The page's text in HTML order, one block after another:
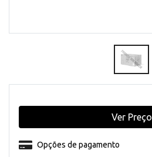
Opções de pagamento
Ver Preço